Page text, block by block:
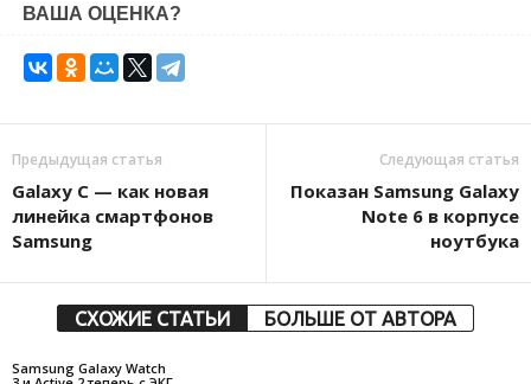
ВАША ОЦЕНКА?
Предыдущая статья
Galaxy C — как новая
линейка смартфонов
Samsung
Следующая статья
Показан Samsung Gаlaxy
Note 6 в корпусе
ноутбука
СХОЖИЕ СТАТЬИ БОЛЬШЕ ОТ АВТОРА
Samsung Galaxy Watch